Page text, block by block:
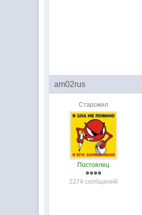
am02rus
Старожил
Постоялец
2274 сообщений